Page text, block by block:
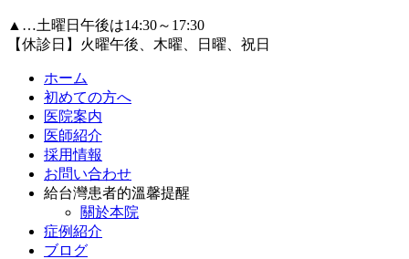
▲…土曜日午後は14:30～17:30
【休診日】火曜午後、木曜、日曜、祝日
ホーム
初めての方へ
医院案内
医師紹介
採用情報
お問い合わせ
給台灣患者的溫馨提醒
關於本院
症例紹介
ブログ